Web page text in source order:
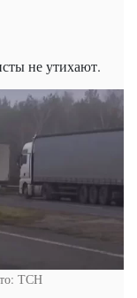
не утихают.
ТСН